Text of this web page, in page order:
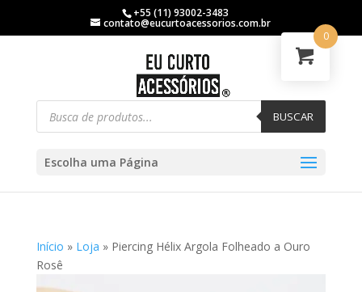
+55 (11) 93002-3483
contato@eucurtoacessorios.com.br
BUSCAR
Escolha uma Página
Início » Loja » Piercing Hélix Argola Folheado a Ouro
Rosê
0